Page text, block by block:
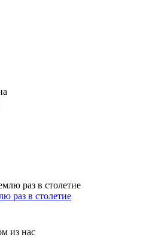
раз в столетие